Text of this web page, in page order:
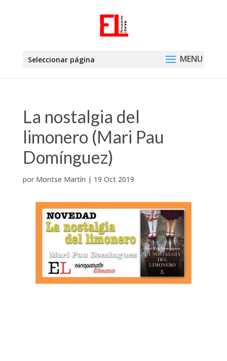
Seleccionar página
La nostalgia del
limonero (Mari Pau
Domínguez)
por Montse Martín | 19 Oct 2019